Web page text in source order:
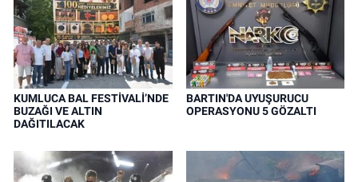
KUMLUCA BAL FESTİVALİ’NDE
BUZAĞI VE ALTIN
DAĞITILACAK
BARTIN'DA UYUŞURUCU
OPERASYONU 5 GÖZALTI